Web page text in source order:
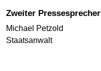
Zweiter Pressesprecher
Michael Petzold
Staatsanwalt